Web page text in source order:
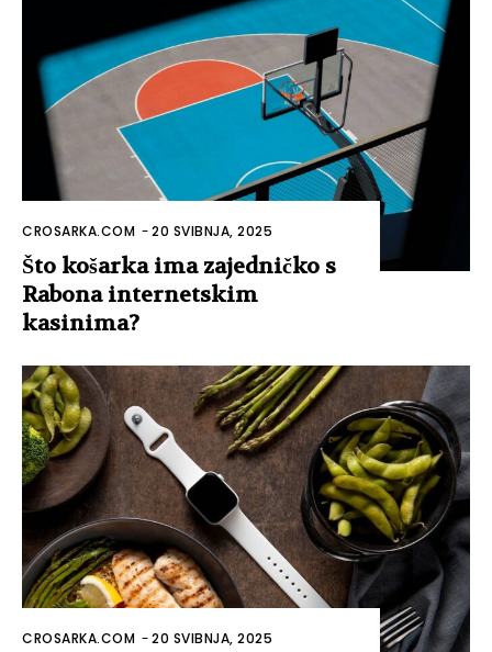
CROSARKA.COM -20 SVIBNJA, 2025
Što košarka ima zajedničko s
Rabona internetskim
kasinima?
CROSARKA.COM -20 SVIBNJA, 2025